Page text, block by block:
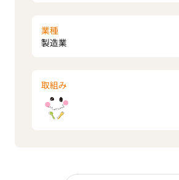
業種
製造業
取組み